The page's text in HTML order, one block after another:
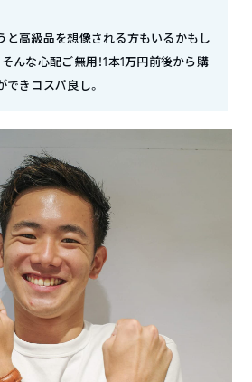
と高級品を想像される方もいるかもし
んな心配ご無用！1本1万円前後から購
できコスパ良し。